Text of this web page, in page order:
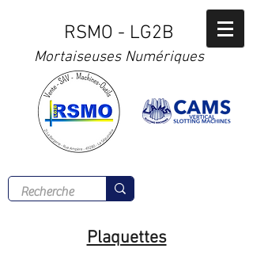
RSMO - LG2B
Mortaiseuses Numériques
Plaquettes